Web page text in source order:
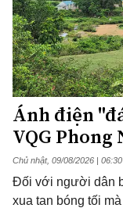
Ánh điện
VQG Phong
Chủ nhật, 09/08/2026 | 06:30
Đối với người dân
xua tan bóng tối